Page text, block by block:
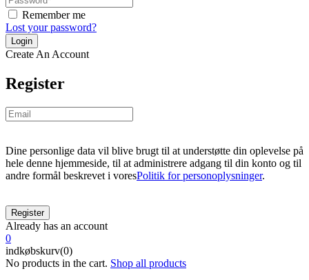
Remember me
Lost your password?
Create An Account
Register
Dine personlige data vil blive brugt til at understøtte din oplevelse på
hele denne hjemmeside, til at administrere adgang til din konto og til
andre formål beskrevet i voresPolitik for personoplysninger.
Already has an account
0
indkøbskurv(0)
No products in the cart. Shop all products